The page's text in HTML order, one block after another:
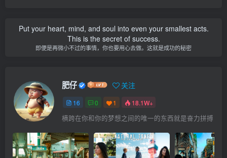
Put your heart, mind, and soul into even your smallest acts.
This is the secret of success.
即便是再微小不过的事情，你也要用心去做。这就是成功的秘密
肥仔 关注
16 0 1 18.1W+
横跨在你和你的梦想之间的唯一的东西就是奋力拼搏